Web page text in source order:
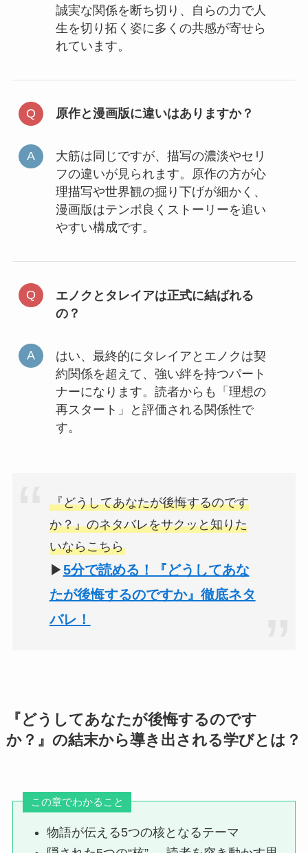
誠実な関係を断ち切り、自らの力で人
生を切り拓く姿に多くの共感が寄せら
れています。
原作と漫画版に違いはありますか？
大筋は同じですが、描写の濃淡やセリ
フの違いが見られます。原作の方が心
理描写や世界観の掘り下げが細かく、
漫画版はテンポ良くストーリーを追い
やすい構成です。
エノクとタレイアは正式に結ばれる
の？
はい、最終的にタレイアとエノクは契
約関係を超えて、強い絆を持つパート
ナーになります。読者からも「理想の
再スタート」と評価される関係性で
す。
『どうしてあなたが後悔するのです
か？』のネタバレをサクッと知りた
いならこちら
▶5分で読める！『どうしてあな
たが後悔するのですか』徹底ネタ
バレ！
『どうしてあなたが後悔するのです
か？』の結末から導き出される学びとは？
この章でわかること
物語が伝える5つの核となるテーマ